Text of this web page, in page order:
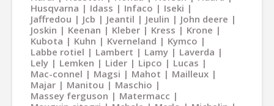
Husqvarna
Idass Infaco
Iseki
Jaffredou
Jcb Jeantil Jeulin
John deere
Joskin
Keenan Kleber Kress
Krone
Kubota
Kuhn Kverneland
Kymco
Labbe rotiel
Lambert Lamy
Laverda
Lely
Lemken Lider Lipco
Lucas
Mac-connel
Magsi Mahot
Mailleux
Majar
Manitou
Maschio
Massey ferguson
Matermacc